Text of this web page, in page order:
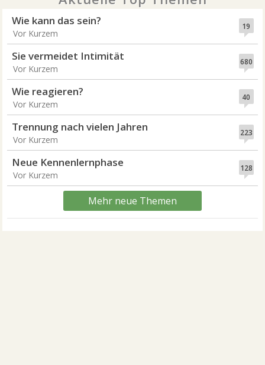
19
Wie kann das sein?
Vor Kurzem
680
Sie vermeidet Intimität
Vor Kurzem
40
Wie reagieren?
Vor Kurzem
223
Trennung nach vielen Jahren
Vor Kurzem
128
Neue Kennenlernphase
Vor Kurzem
Mehr neue Themen